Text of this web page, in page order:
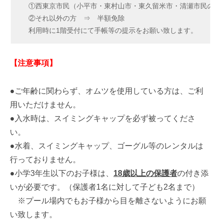
①西東京市民（小平市・東村山市・東久留米市・清瀬市民
②それ以外の方 ⇒ 半額免除
利用時に1階受付にて手帳等の提示をお願い致します。
【注意事項】
●ご年齢に関わらず、オムツを使用している方は、ご利
用いただけません。
●入水時は、スイミングキャップを必ず被ってくださ
い。
●水着、スイミングキャップ、ゴーグル等のレンタルは
行っておりません。
●小学3年生以下のお子様は、 18歳以上の保護者の付き添
いが必要です。（保護者1名に対して子ども2名まで）
※プール場内でもお子様から目を離さないようにお願
い致します。